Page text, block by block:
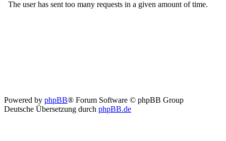
Powered by phpBB® Forum Software © phpBB Group
Deutsche Übersetzung durch phpBB.de